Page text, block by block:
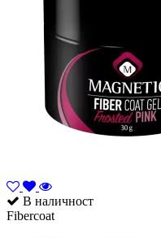
В наличност
Fibercoat